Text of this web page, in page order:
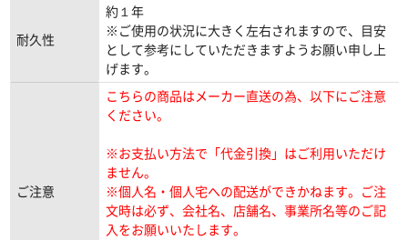
耐久性
約１年
※ご使用の状況に大きく左右されますので、目安
として参考にしていただきますようお願い申し上
げます。
ご注意
こちらの商品はメーカー直送の為、以下にご注意
ください。
※お支払い方法で「代金引換」はご利用いただけ
ません。
※個人名・個人宅への配送ができかねます。ご注
文時は必ず、会社名、店舗名、事業所名等のご記
入をお願いいたします。